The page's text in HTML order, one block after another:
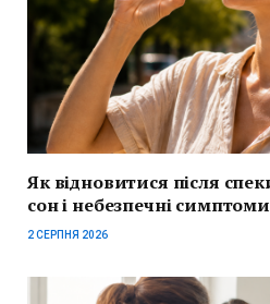
Як відновитися після
сон і небезпечні симптоми
2 СЕРПНЯ 2026